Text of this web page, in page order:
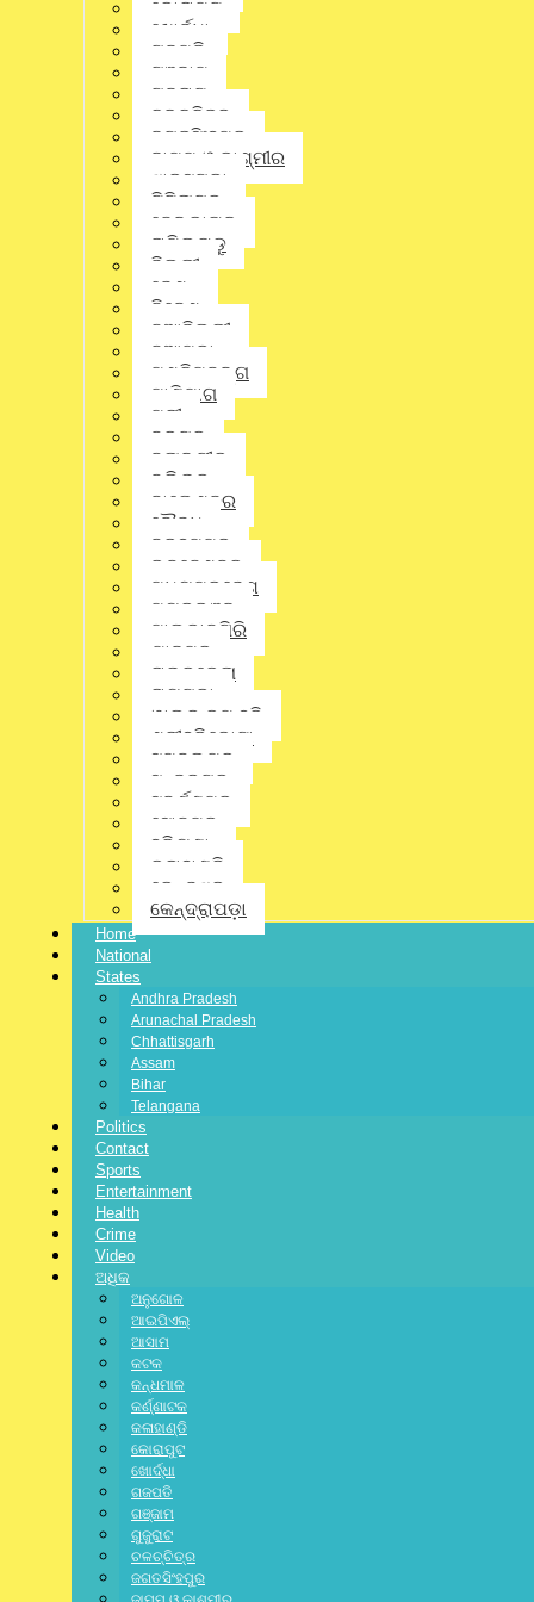
କୋରାପୁଟ
ଖୋର୍ଦ୍ଧା
ଗଜପତି
ଗଞ୍ଜାମ
ଗୁଜୁରାଟ
ଚଳଚ୍ଚିତ୍ର
ଜଗତସିଂହପୁର
ଜାମ୍ମୁ ଓ କାଶ୍ମୀର
ଝାରସୁଗୁଡା
ଟିଟିଲାଗଡ଼
ଢେଙ୍କାନାଳ
ତାମିଲନାଡୁ
ଦିଲ୍ଲୀ
ଦେଶ
ନିବେଶ
ନୂଆଦିଲ୍ଲୀ
ନୂଆପଡା
ପଶ୍ଚିମବଙ୍ଗ
ପାଣିପାଗ
ପୁରୀ
ବରଗଡ଼
ବଲାଙ୍ଗୀର
ବଲିଉଡ୍
ବାଲେଶ୍ଵର
ବୌଦ୍ଧ
ବ୍ରହ୍ମପୁର
ଭୁବନେଶ୍ବର
ମଧ୍ୟପ୍ରଦେଶ
ମୟୂରଭଞ୍ଜ
ମାଲକାନଗିରି
ଯାଜପୁର
ରାଉରକେଲା
ରାୟଗଡ଼ା
ୱାଲ୍ଡ କପ୍ ହକି
ଶ୍ରୀହରିକୋଟା
ସମ୍ବଲପୁର
ସୁନ୍ଦରଗଡ଼
ସୁବର୍ଣ୍ଣପୁର
ସୋନପୁର
ହରିୟଣା
କଳାହାଣ୍ଡି
କେନ୍ଦୁଝର
କେନ୍ଦ୍ରାପଡ଼ା
Home
National
States
Andhra Pradesh
Arunachal Pradesh
Chhattisgarh
Assam
Bihar
Telangana
Politics
Contact
Sports
Entertainment
Health
Crime
Video
ଅଧିକ
ଅନୁଗୋଳ
ଆଇପିଏଲ୍
ଆସାମ
କଟକ
କନ୍ଧମାଳ
କର୍ଣ୍ଣାଟକ
କଳାହାଣ୍ଡି
କୋରାପୁଟ
ଖୋର୍ଦ୍ଧା
ଗଜପତି
ଗଞ୍ଜାମ
ଗୁଜୁରାଟ
ଚଳଚ୍ଚିତ୍ର
ଜଗତସିଂହପୁର
Share this news:
Facebook
Crime District,
କେନ୍ଦୁଝର
No Comments
jagratbharat
Writer & Blogger
Facebook-f Twitter
Previous Posts
Next Post
Related Posts: